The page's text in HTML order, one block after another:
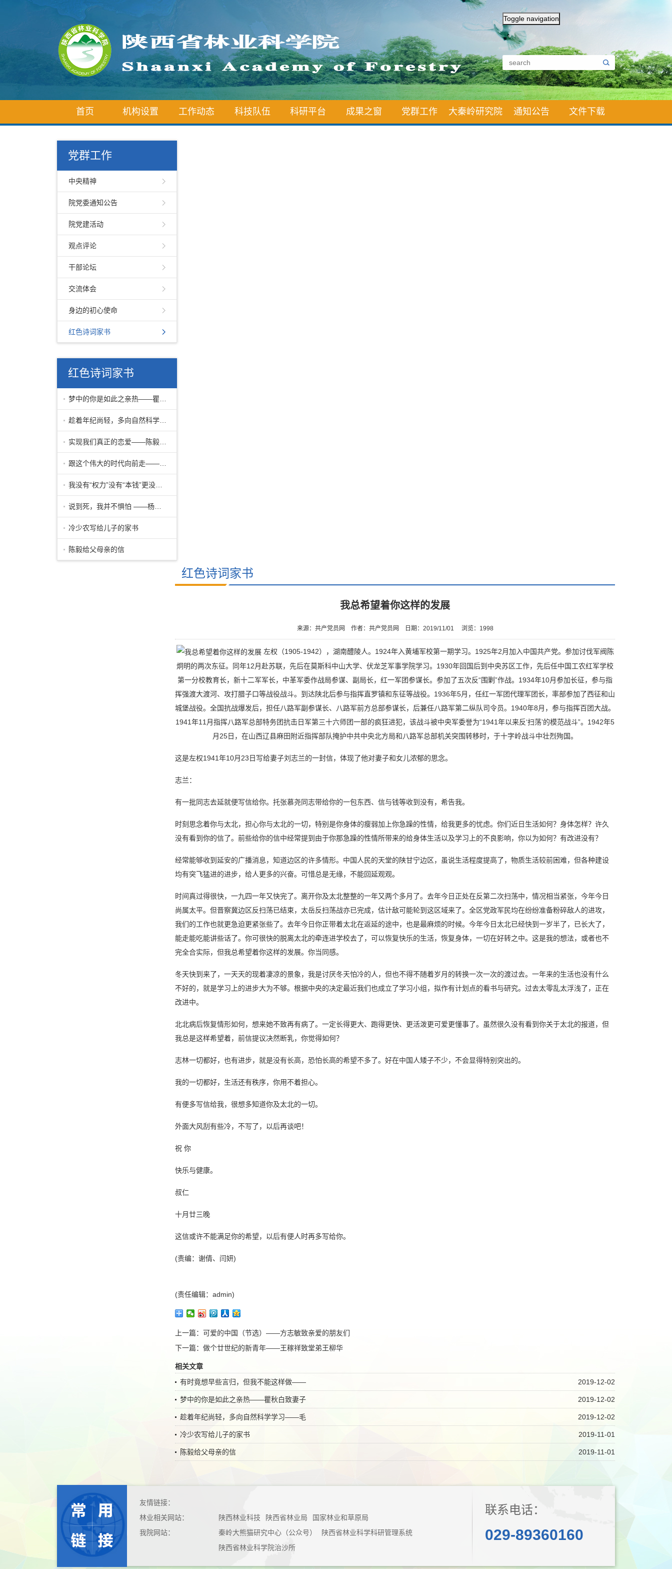
Toggle navigation
首页 机构设置 工作动态 科技队伍 科研平台 成果之窗 党群工作 大秦岭研究院 通知公告 文件下载
党群工作
中央精神
院党委通知公告
院党建活动
观点评论
干部论坛
交流体会
身边的初心使命
红色诗词家书
红色诗词家书
冷少农写给儿子的家书
陈毅给父母亲的信
红色诗词家书
我总希望着你这样的发展
来源：共产党员网 作者：共产党员网 日期：2019/11/01 浏览： 1998
左权（1905-1942），湖南醴陵人。1924年入黄埔军校第一期学习。1925年2月加入中国共产党。参加讨伐军阀陈
炯明的两次东征。同年12月赴苏联，先后在莫斯科中山大学、伏龙芝军事学院学习。1930年回国后到中央苏区工作，先后任中国工农红军学校
第一分校教育长，新十二军军长，中革军委作战局参谋、副局长，红一军团参谋长。参加了五次反“围剿”作战。1934年10月参加长征，参与指
挥强渡大渡河、攻打腊子口等战役战斗。到达陕北后参与指挥直罗镇和东征等战役。1936年5月，任红一军团代理军团长，率部参加了西征和山
城堡战役。全国抗战爆发后，担任八路军副参谋长、八路军前方总部参谋长，后兼任八路军第二纵队司令员。1940年8月，参与指挥百团大战。
1941年11月指挥八路军总部特务团抗击日军第三十六师团一部的疯狂进犯，该战斗被中央军委誉为“1941年以来反‘扫荡’的模范战斗”。1942年5
月25日，在山西辽县麻田附近指挥部队掩护中共中央北方局和八路军总部机关突围转移时，于十字岭战斗中壮烈殉国。
这是左权1941年10月23日写给妻子刘志兰的一封信，体现了他对妻子和女儿浓郁的思念。
志兰：
有一批同志去延就便写信给你。托张慕尧同志带给你的一包东西、信与钱等收到没有，希告我。
时刻思念着你与太北，担心你与太北的一切，特别是你身体的瘦弱加上你急躁的性情，给我更多的忧虑。你们近日生活如何？身体怎样？许久
没有看到你的信了。前些给你的信中经常提到由于你那急躁的性情所带来的给身体生活以及学习上的不良影响，你以为如何？有改进没有？
经常能够收到延安的广播消息，知道边区的许多情形。中国人民的天堂的陕甘宁边区，虽说生活程度提高了，物质生活较前困难，但各种建设
均有突飞猛进的进步，给人更多的兴奋。可惜总是无缘，不能回延观观。
时间真过得很快，一九四一年又快完了。离开你及太北整整的一年又两个多月了。去年今日正处在反第二次扫荡中，情况相当紧张，今年今日
尚属太平。但晋察冀边区反扫荡已结束，太岳反扫荡战亦已完成，估计敌可能轮到这区域来了。全区党政军民均在纷纷准备粉碎敌人的进攻，
我们的工作也就更急迫更紧张些了。去年今日你正带着太北在返延的途中，也是最麻烦的时候。今年今日太北已经快到一岁半了，已长大了，
能走能吃能讲些话了。你可很快的脱离太北的牵连进学校去了，可以恢复快乐的生活，恢复身体，一切在好转之中。这是我的想法，或者也不
完全合实际，但我总希望着你这样的发展。你当同感。
冬天快到来了，一天天的现着凄凉的景象，我是讨厌冬天怕冷的人，但也不得不随着岁月的转换一次一次的渡过去。一年来的生活也没有什么
不好的，就是学习上的进步大为不够。根据中央的决定最近我们也成立了学习小组，拟作有计划点的看书与研究。过去太零乱太浮浅了，正在
改进中。
北北病后恢复情形如何，想来她不致再有病了。一定长得更大、跑得更快、更活泼更可爱更懂事了。虽然很久没有看到你关于太北的报道，但
我总是这样希望着，前信提议决然断乳，你觉得如何？
志林一切都好，也有进步，就是没有长高，恐怕长高的希望不多了。好在中国人矮子不少，不会显得特别突出的。
我的一切都好，生活还有秩序，你用不着担心。
有便多写信给我，很想多知道你及太北的一切。
外面大风刮有些冷，不写了，以后再谈吧！
祝 你
快乐与健康。
叔仁
十月廿三晚
这信或许不能满足你的希望，以后有便人时再多写给你。
(责编：谢倩、闫妍)
(责任编辑：admin)
上一篇： 可爱的中国（节选）——方志敏致亲爱的朋友们
下一篇： 做个廿世纪的新青年——王稼祥致堂弟王柳华
相关文章
2019-12-02
有时竟想早些言归，但我不能这样做——
2019-12-02
梦中的你是如此之亲热——瞿秋白致妻子
2019-12-02
趁着年纪尚轻，多向自然科学学习——毛
2019-11-01
冷少农写给儿子的家书
2019-11-01
陈毅给父母亲的信
友情链接：
林业相关网站：
陕西林业科技 陕西省林业局
国家林业和草原局
我院网站：
秦岭大熊猫研究中心（公众号）
陕西省林业科学科研管理系统
陕西省林业科学院治沙所
联系电话：
029-89360160